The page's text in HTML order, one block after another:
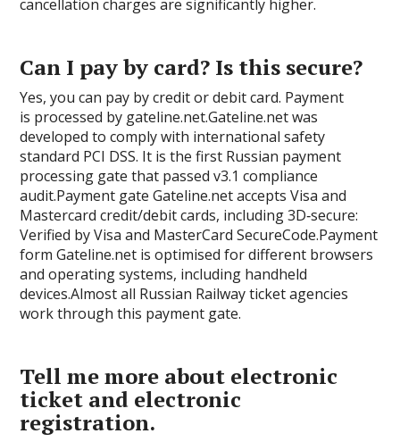
cancellation charges are significantly higher.
Can I pay by card? Is this secure?
Yes, you can pay by credit or debit card. Payment
is processed by gateline.net.Gateline.net was
developed to comply with international safety
standard PCI DSS. It is the first Russian payment
processing gate that passed v3.1 compliance
audit.Payment gate Gateline.net accepts Visa and
Mastercard credit/debit cards, including 3D‑secure:
Verified by Visa and MasterCard SecureCode.Payment
form Gateline.net is optimised for different browsers
and operating systems, including handheld
devices.Almost all Russian Railway ticket agencies
work through this payment gate.
Tell me more about electronic
ticket and electronic
registration.